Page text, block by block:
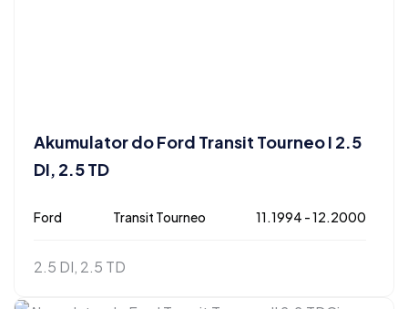
Akumulator do Ford Transit Tourneo I 2.5
DI, 2.5 TD
Ford Transit Tourneo 11.1994 - 12.2000
2.5 DI, 2.5 TD